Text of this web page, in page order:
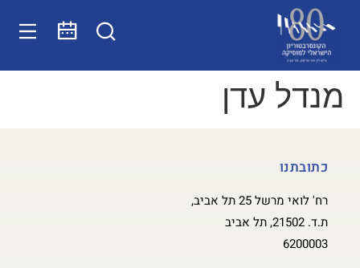
מנדל עדן
כתובתנו
רח' לואי מרשל 25 תל אביב,
ת.ד. 21502, תל אביב
6200003